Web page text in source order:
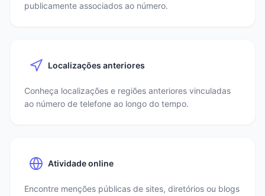
publicamente associados ao número.
Localizações anteriores
Conheça localizações e regiões anteriores vinculadas
ao número de telefone ao longo do tempo.
Atividade online
Encontre menções públicas de sites, diretórios ou blogs